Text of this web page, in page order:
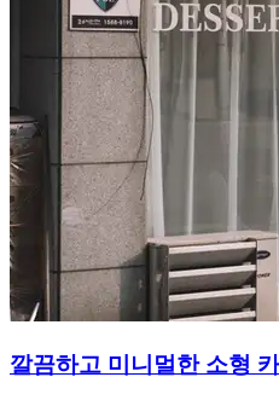
깔끔하고 미니멀한 소형